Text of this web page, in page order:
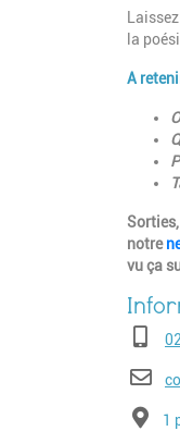
la
A
notre
vu ça
E-mail
Adresse
1